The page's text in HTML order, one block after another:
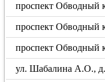
проспект Обводный
проспект Обводный
проспект Обводный
ул. Шабалина А.О., д.